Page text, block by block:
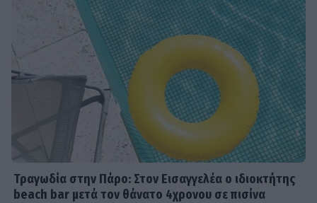
Τραγωδία στην Πάρο: Στον Εισαγγελέα ο ιδιοκτήτης
beach bar μετά τον θάνατο 4χρονου σε πισίνα